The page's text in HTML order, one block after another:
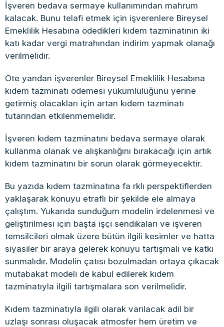
İşveren bedava sermaye kullanımından mahrum
kalacak. Bunu telafi etmek için işverenlere Bireysel
Emeklilik Hesabına ödedikleri kıdem tazminatının iki
katı kadar vergi matrahından indirim yapmak olanağı
verilmelidir.
Öte yandan işverenler Bireysel Emeklilik Hesabına
kıdem tazminatı ödemesi yükümlülüğünü yerine
getirmiş olacakları için artan kıdem tazminatı
tutarından etkilenmemelidir.
İşveren kıdem tazminatını bedava sermaye olarak
kullanma olanak ve alışkanlığını bırakacağı için artık
kıdem tazminatını bir sorun olarak görmeyecektir.
Bu yazıda kıdem tazminatına fa rklı perspektiflerden
yaklaşarak konuyu etraflı bir şekilde ele almaya
çalıştım. Yukarıda sunduğum modelin irdelenmesi ve
geliştirilmesi için başta işçi sendikaları ve işveren
temsilcileri olmak üzere bütün ilgili kesimler ve hatta
siyasiler bir araya gelerek konuyu tartışmalı ve katkı
sunmalıdır. Modelin çatısı bozulmadan ortaya çıkacak
mutabakat modeli de kabul edilerek kıdem
tazminatıyla ilgili tartışmalara son verilmelidir.
Kıdem tazminatıyla ilgili olarak varılacak adil bir
uzlaşı sonrası oluşacak atmosfer hem üretim ve